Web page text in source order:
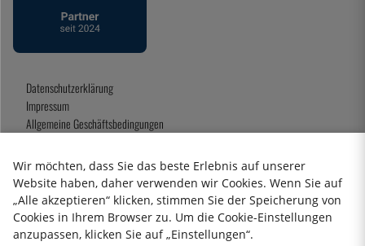
Datenschutzerklärung
Impressum
Allgemeine Geschäftsbedingungen
2026 KitchenLab AB
Wir möchten, dass Sie das beste Erlebnis auf unserer
Website haben, daher verwenden wir Cookies. Wenn Sie auf
„Alle akzeptieren“ klicken, stimmen Sie der Speicherung von
Cookies in Ihrem Browser zu. Um die Cookie-Einstellungen
anzupassen, klicken Sie auf „Einstellungen“.